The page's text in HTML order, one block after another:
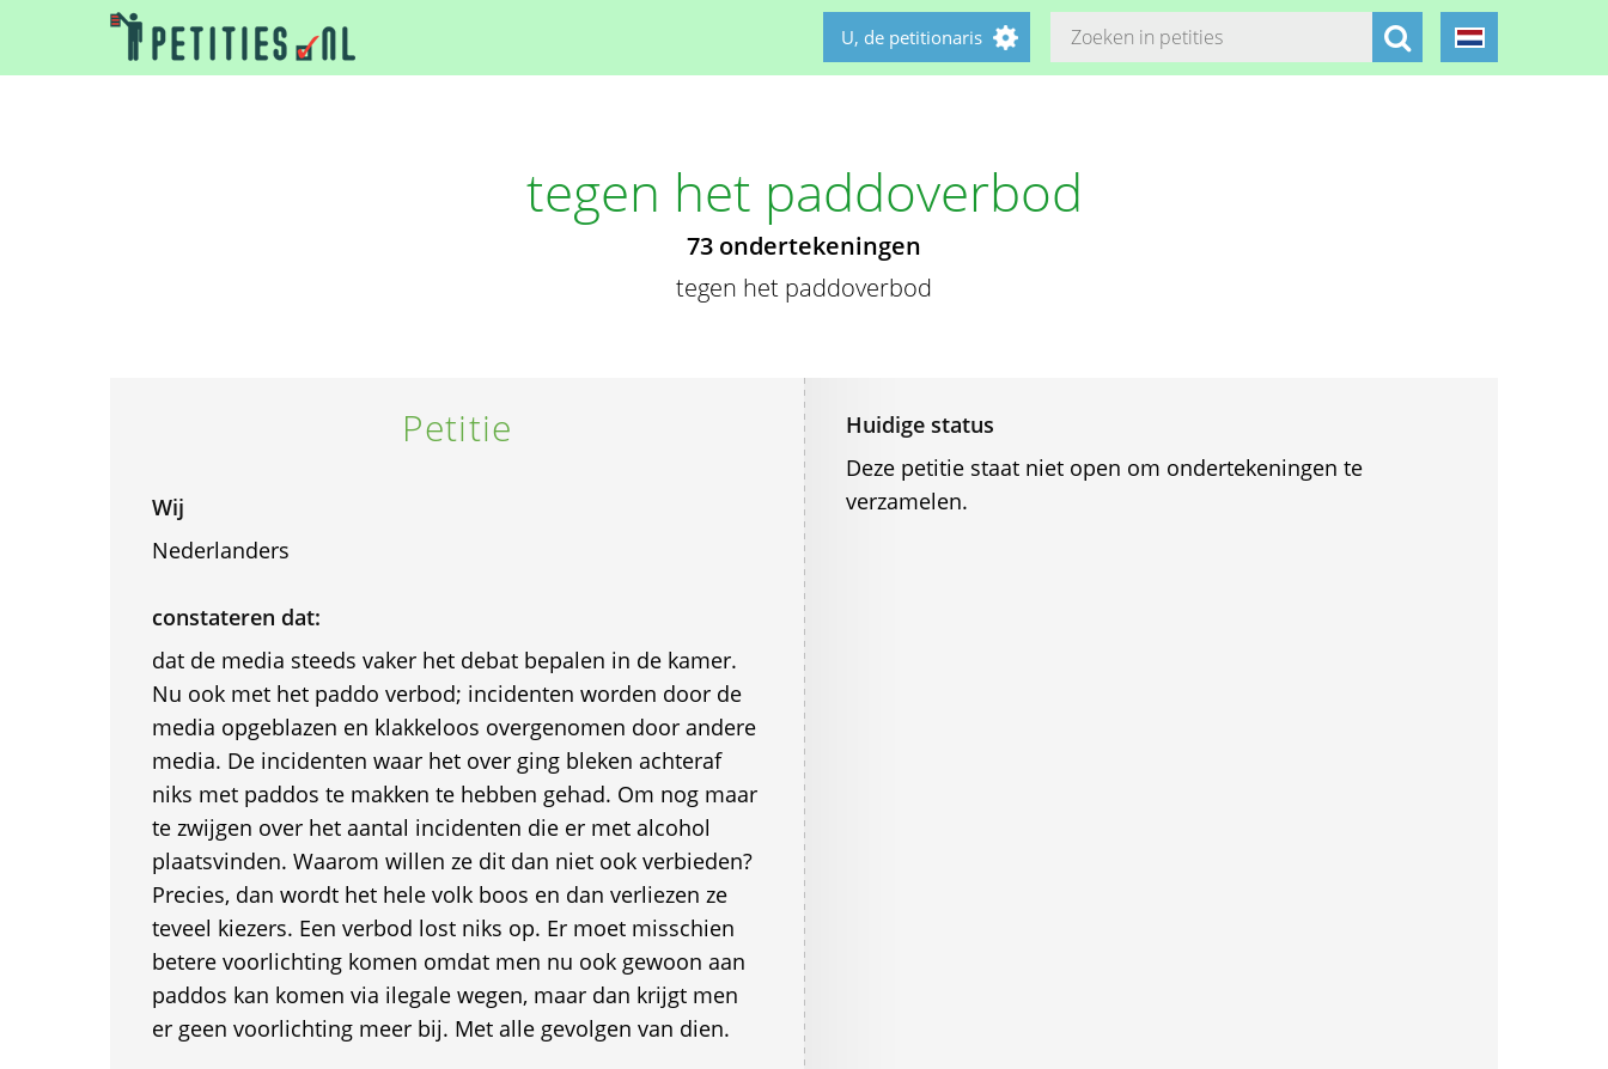
U, de petitionaris
tegen het paddoverbod
73 ondertekeningen
tegen het paddoverbod
Petitie
Wij
Nederlanders
constateren dat:
dat de media steeds vaker het debat bepalen in de kamer.
Nu ook met het paddo verbod; incidenten worden door de
media opgeblazen en klakkeloos overgenomen door andere
media. De incidenten waar het over ging bleken achteraf
niks met paddos te makken te hebben gehad. Om nog maar
te zwijgen over het aantal incidenten die er met alcohol
plaatsvinden. Waarom willen ze dit dan niet ook verbieden?
Precies, dan wordt het hele volk boos en dan verliezen ze
teveel kiezers. Een verbod lost niks op. Er moet misschien
betere voorlichting komen omdat men nu ook gewoon aan
paddos kan komen via ilegale wegen, maar dan krijgt men
er geen voorlichting meer bij. Met alle gevolgen van dien.
Huidige status
Deze petitie staat niet open om ondertekeningen te
verzamelen.